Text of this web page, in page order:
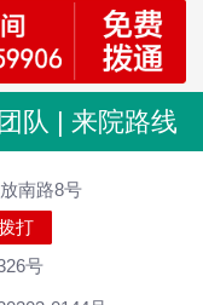
队 | 来院路线
南路8号
打
号